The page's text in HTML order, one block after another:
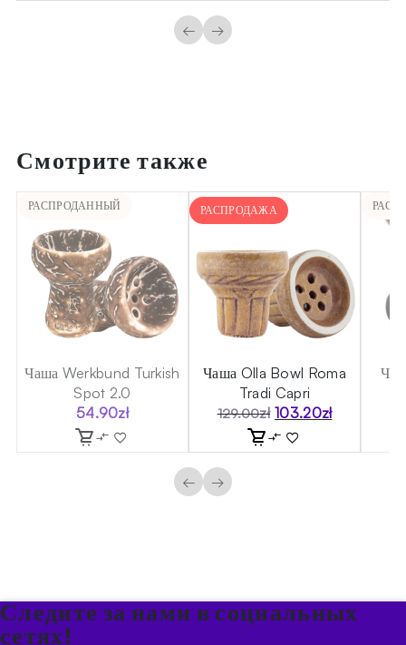
← →
Смотрите также
РАСПРОДАННЫЙ
Чаша Werkbund Turkish
Spot 2.0
54.90zł
РАСПРОДАЖА
Чаша Olla Bowl Roma
Tradi Capri
129.00zł Первоначальная
цена
103.20zł
Текущая
цена:
← →
Следите за нами в социальных
сетях!